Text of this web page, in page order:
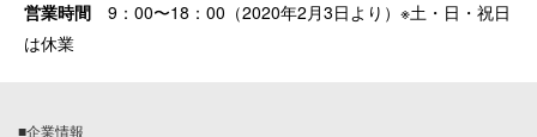
営業時間 9：00〜18：00（2020年2月3日より）※土・日・祝日
は休業
■企業情報